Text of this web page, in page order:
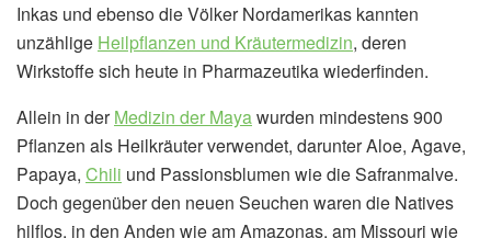
Inkas und ebenso die Völker Nordamerikas kannten
unzählige Heilpflanzen und Kräutermedizin, deren
Wirkstoffe sich heute in Pharmazeutika wiederfinden.
Allein in derMedizin der Mayawurden mindestens 900
Pflanzen als Heilkräuter verwendet, darunter Aloe, Agave,
Papaya, Chili und Passionsblumen wie die Safranmalve.
Doch gegenüber den neuen Seuchen waren die Natives
hilflos, in den Anden wie am Amazonas, am Missouri wie